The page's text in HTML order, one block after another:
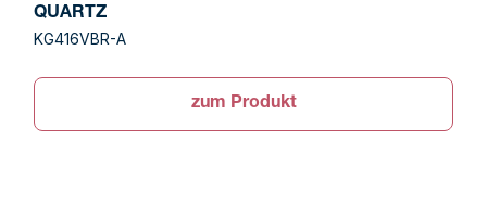
QUARTZ
KG416VBR-A
zum Produkt